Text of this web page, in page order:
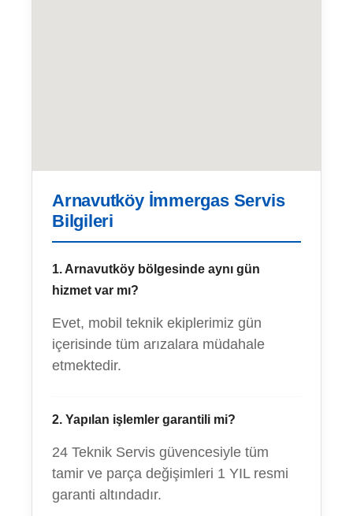
Arnavutköy İmmergas Servis
Bilgileri
1. Arnavutköy bölgesinde aynı gün
hizmet var mı?
Evet, mobil teknik ekiplerimiz gün
içerisinde tüm arızalara müdahale
etmektedir.
2. Yapılan işlemler garantili mi?
24 Teknik Servis güvencesiyle tüm
tamir ve parça değişimleri 1 YIL resmi
garanti altındadır.